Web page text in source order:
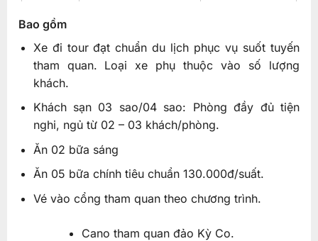
Bao gồm
Xe đi tour đạt chuẩn du lịch phục vụ suốt tuyến
tham quan. Loại xe phụ thuộc vào số lượng
khách.
Khách sạn 03 sao/04 sao: Phòng đầy đủ tiện
nghi, ngủ từ 02 – 03 khách/phòng.
Ăn 02 bữa sáng
Ăn 05 bữa chính tiêu chuẩn 130.000đ/suất.
Vé vào cổng tham quan theo chương trình.
Cano tham quan đảo Kỳ Co.